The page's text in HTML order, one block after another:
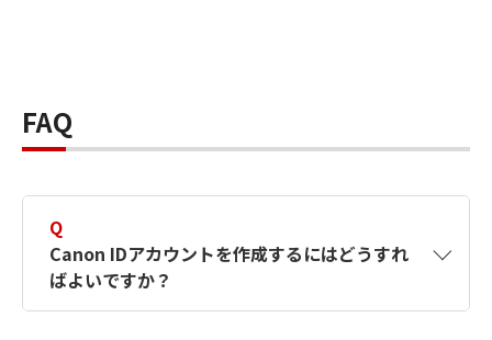
FAQ
Q
Canon IDアカウントを作成するにはどうすれ
ばよいですか？